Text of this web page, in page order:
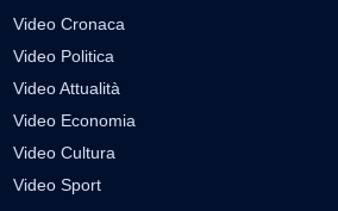
Video Cronaca
Video Politica
Video Attualità
Video Economia
Video Cultura
Video Sport